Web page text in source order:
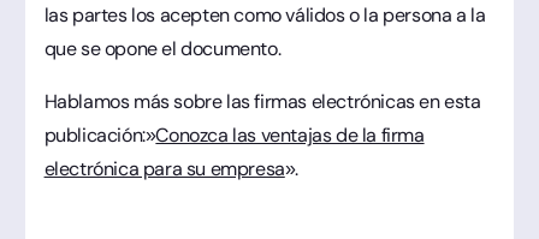
las partes los acepten como válidos o la persona a la
que se opone el documento.
Hablamos más sobre las firmas electrónicas en esta
publicación:»Conozca las ventajas de la firma
electrónica para su empresa».